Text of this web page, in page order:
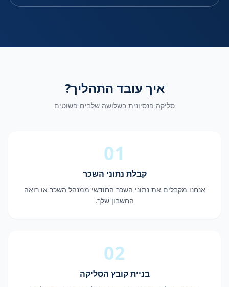
איך עובד התהליך?
סליקה פנסיונית בשלושה שלבים פשוטים
01
קבלת נתוני השכר
אנחנו מקבלים את נתוני השכר החודשי ממנהל השכר או רואה
החשבון שלך.
02
בניית קובץ הסליקה